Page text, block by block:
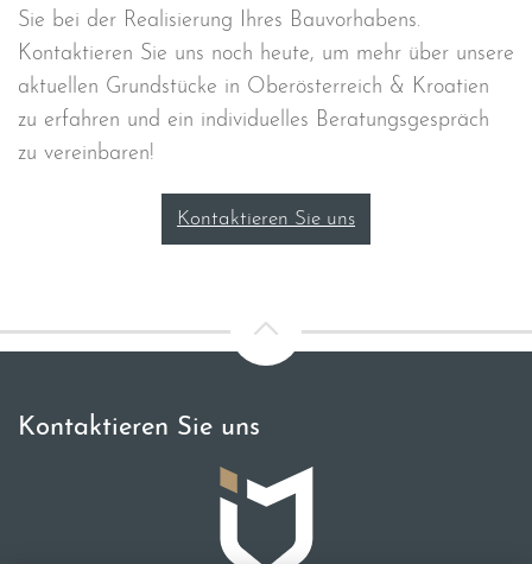
Sie bei der Realisierung Ihres Bauvorhabens.
Kontaktieren Sie uns noch heute, um mehr über unsere
aktuellen Grundstücke in Oberösterreich & Kroatien
zu erfahren und ein individuelles Beratungsgespräch
zu vereinbaren!
Kontaktieren Sie uns
Kontaktieren Sie uns